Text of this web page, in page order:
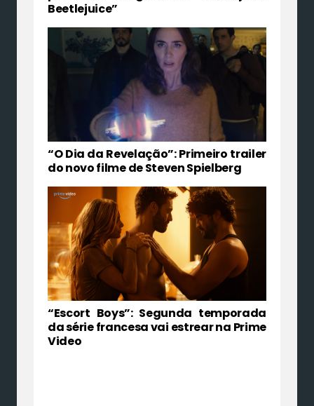
Beetlejuice”
“O Dia da Revelação”: Primeiro trailer
do novo filme de Steven Spielberg
“Escort Boys”: Segunda temporada
da série francesa vai estrear na Prime
Video